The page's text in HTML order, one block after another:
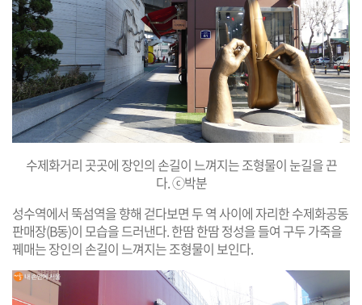
수제화거리 곳곳에 장인의 손길이 느껴지는 조형물이 눈길을 끈
다. ⓒ박분
성수역에서 뚝섬역을 향해 걷다보면 두 역 사이에 자리한 수제화공동
판매장(B동)이 모습을 드러낸다. 한땀 한땀 정성을 들여 구두 가죽을
꿰매는 장인의 손길이 느껴지는 조형물이 보인다.